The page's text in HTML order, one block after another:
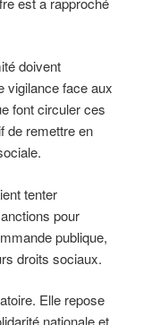
doivent
vigilance face aux
font circuler ces
de remettre en
tenter
pour
publique,
droits sociaux.
Elle repose
nationale et